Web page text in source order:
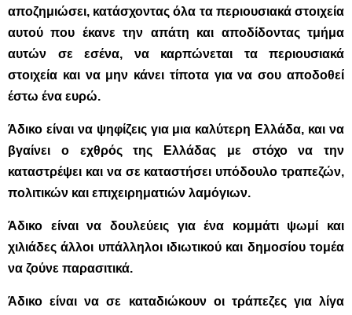
αποζημιώσει, κατάσχοντας όλα τα περιουσιακά στοιχεία
αυτού που έκανε την απάτη και αποδίδοντας τμήμα
αυτών σε εσένα, να καρπώνεται τα περιουσιακά
στοιχεία και να μην κάνει τίποτα για να σου αποδοθεί
έστω ένα ευρώ.
Άδικο είναι να ψηφίζεις για μια καλύτερη Ελλάδα, και να
βγαίνει ο εχθρός της Ελλάδας με στόχο να την
καταστρέψει και να σε καταστήσει υπόδουλο τραπεζών,
πολιτικών και επιχειρηματιών λαμόγιων.
Άδικο είναι να δουλεύεις για ένα κομμάτι ψωμί και
χιλιάδες άλλοι υπάλληλοι ιδιωτικού και δημοσίου τομέα
να ζούνε παρασιτικά.
Άδικο είναι να σε καταδιώκουν οι τράπεζες για λίγα